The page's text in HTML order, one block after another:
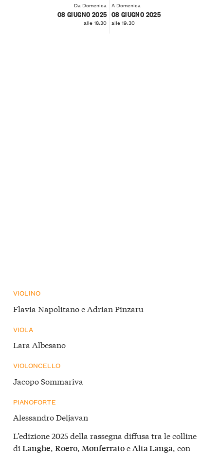
Da Domenica
08 GIUGNO 2025
alle 18:30
A Domenica
08 GIUGNO 2025
alle 19:30
VIOLINO
Flavia Napolitano e Adrian Pinzaru
VIOLA
Lara Albesano
VIOLONCELLO
Jacopo Sommariva
PIANOFORTE
Alessandro Deljavan
L’edizione 2025 della rassegna diffusa tra le colline
di Langhe, Roero, MonferratoeAlta Langa, con